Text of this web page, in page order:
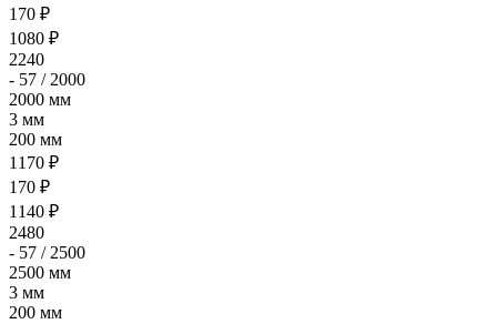
170 ₽
1080 ₽
2240
- 57 / 2000
2000 мм
3 мм
200 мм
1170 ₽
170 ₽
1140 ₽
2480
- 57 / 2500
2500 мм
3 мм
200 мм